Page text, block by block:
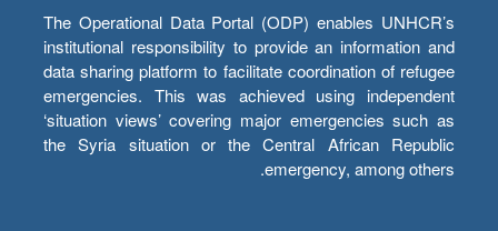
The Operational Data Portal (ODP) enables UNHCR’s
institutional responsibility to provide an information and
data sharing platform to facilitate coordination of refugee
emergencies. This was achieved using independent
‘situation views’ covering major emergencies such as
the Syria situation or the Central African Republic
emergency, among others.